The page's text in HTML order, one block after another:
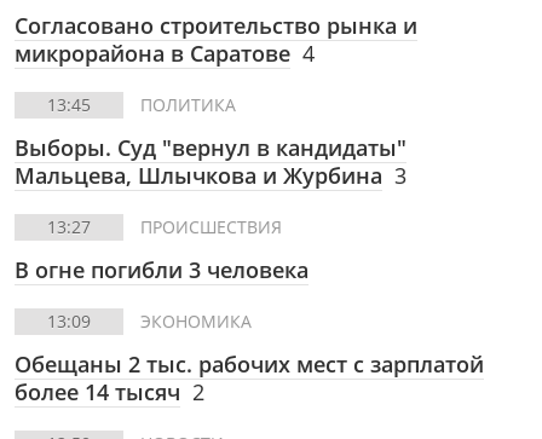
Согласовано строительство рынка и
микрорайона в Саратове 4
13:45 ПОЛИТИКА
Выборы. Суд "вернул в кандидаты"
Мальцева, Шлычкова и Журбина 3
13:27 ПРОИСШЕСТВИЯ
В огне погибли 3 человека
13:09 ЭКОНОМИКА
Обещаны 2 тыс. рабочих мест с зарплатой
более 14 тысяч 2